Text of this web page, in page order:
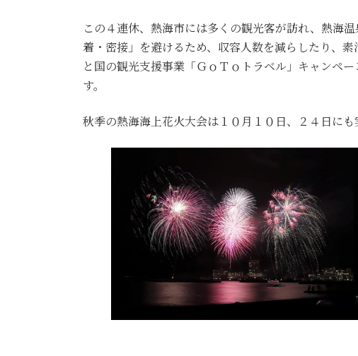
この４連休、熱海市には多くの観光客が訪れ、熱海
着・密接」を避けるため、収容人数を減らしたり、
と国の観光支援事業「ＧｏＴｏトラベル」キャンペ
す。
秋季の熱海海上花火大会は１０月１０日、２４日にも